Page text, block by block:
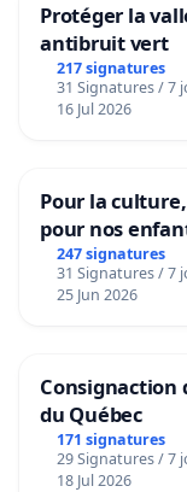
Protéger la
antibruit vert
217 signatures
31 Signatures / 7
16 Jul 2026
Pour la
pour nos
247 signatures
31 Signatures / 7
25 Jun 2026
Consignaction
du Québec
171 signatures
29 Signatures / 7
18 Jul 2026